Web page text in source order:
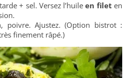
+ sel. Versez l’huileen filet en
poivre. Ajustez. (Option bistrot :
finement râpé.)